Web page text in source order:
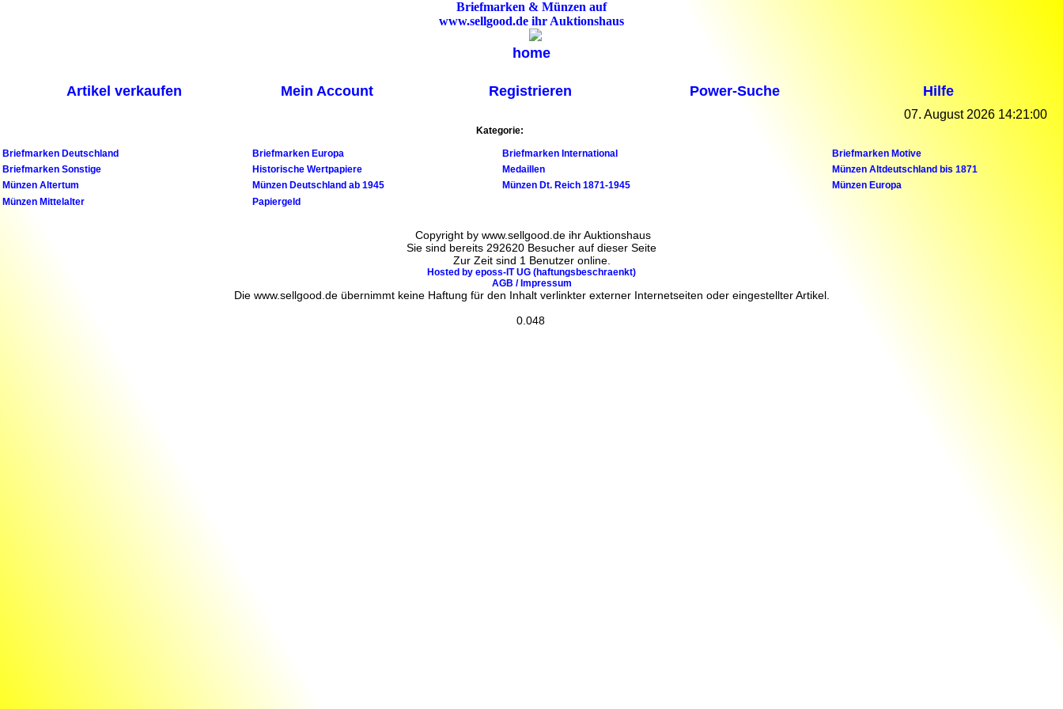
Briefmarken & Münzen auf
www.sellgood.de ihr Auktionshaus
home
Artikel verkaufen Mein Account Registrieren Power-Suche Hilfe
07. August 2026 14:21:00
Kategorie:
Briefmarken Deutschland Briefmarken Europa Briefmarken International
Briefmarken Motive
Briefmarken Sonstige
Historische Wertpapiere Medaillen
Münzen Altdeutschland bis 1871
Münzen Altertum
Münzen Deutschland ab 1945 Münzen Dt. Reich 1871-1945
Münzen Europa
Münzen Mittelalter
Papiergeld
Copyright by www.sellgood.de ihr Auktionshaus
Sie sind bereits 292620 Besucher auf dieser Seite
Zur Zeit sind 1 Benutzer online.
Hosted by eposs-IT UG (haftungsbeschraenkt)
AGB / Impressum
Die www.sellgood.de übernimmt keine Haftung für den Inhalt verlinkter externer Internetseiten oder eingestellter Artikel.
0.048